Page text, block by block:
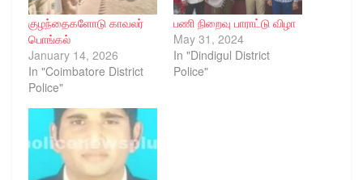
குழந்தைகளோடு காவலர்
பொங்கல்
January 14, 2026
In "Coimbatore District
Police"
பணி நிறைவு பாராட்டு விழா
May 31, 2024
In "Dindigul District
Police"